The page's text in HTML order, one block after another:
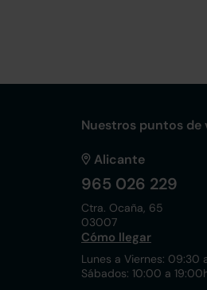
Nuestros puntos de
Alicante
965 026 229
Ctra. Ocaña, 65
03007
Cómo llegar
Lunes a Viernes: 09:30
Sábados: 10:00 a